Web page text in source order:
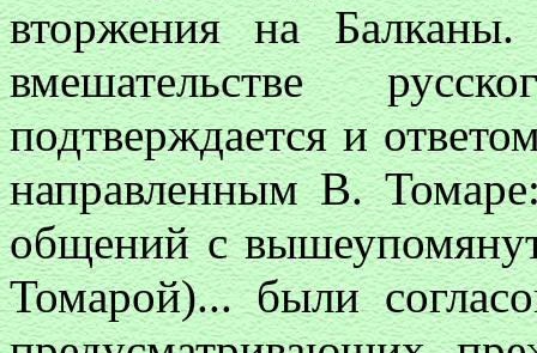
вторжения на
вмешательстве
подтверждается и
направленным В.
общений с
Томарой)... были